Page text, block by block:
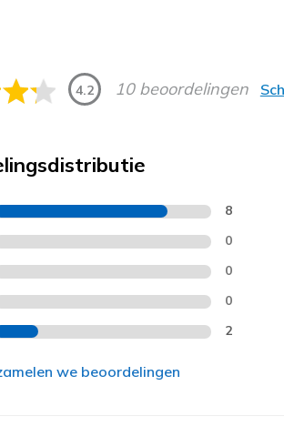
4.2 10 beoordelingen
8
0
0
0
2
we beoordelingen